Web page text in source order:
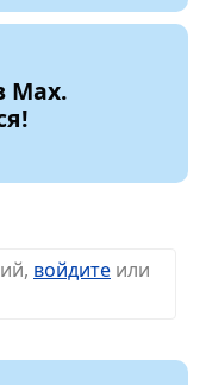
Max.
войдите или